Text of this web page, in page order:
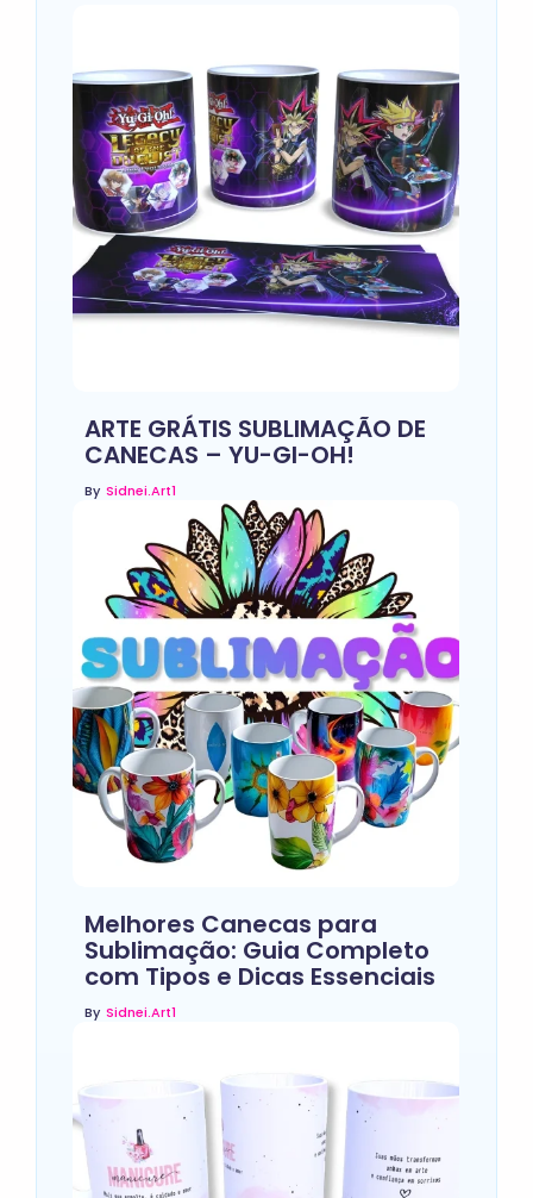
ARTE GRÁTIS SUBLIMAÇÃO DE
CANECAS – YU-GI-OH!
By Sidnei.art1
Melhores Canecas para
Sublimação: Guia Completo
com Tipos e Dicas Essenciais
By Sidnei.art1